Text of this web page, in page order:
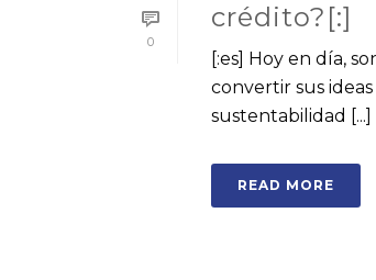
0
crédito?[:]
[:es] Hoy en día,
convertir sus
sustentabilidad [...]
READ MORE